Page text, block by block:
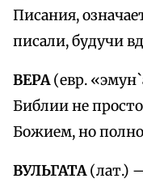
Писания,
писали, будучи
ВЕРА(евр.
Библии не
Божием, но
ВУЛЬГАТА(лат.)